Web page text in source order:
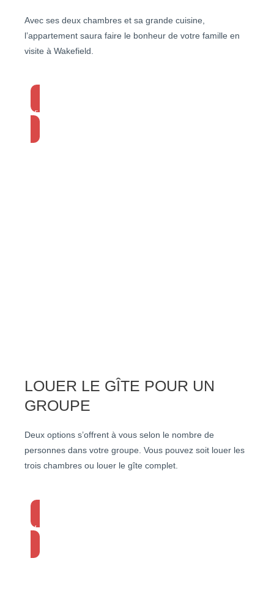
Avec ses deux chambres et sa grande cuisine,
l’appartement saura faire le bonheur de votre famille en
visite à Wakefield.
Visiter l'appartement
LOUER LE GÎTE POUR UN
GROUPE
Deux options s’offrent à vous selon le nombre de
personnes dans votre groupe. Vous pouvez soit louer les
trois chambres ou louer le gîte complet.
Voir les options de location